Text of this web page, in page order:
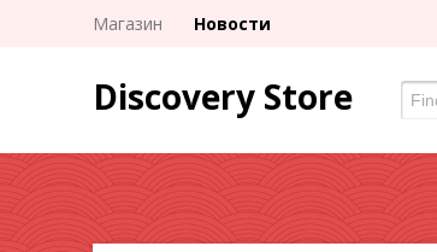
Магазин Новости
Discovery Store